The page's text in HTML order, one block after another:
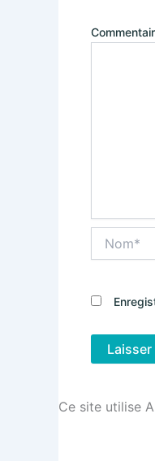
Ce site utilise